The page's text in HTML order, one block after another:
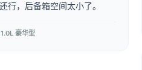
行，后备箱空间太小了。
豪华型